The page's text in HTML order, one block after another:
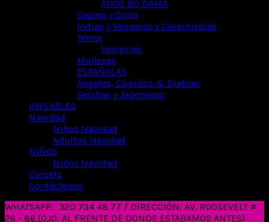
AÑOS 80 DAMA
Casino y Circo
Indias y Vaqueras y Cavernicolas
Terror
Vampiras
Muñecas
ESPAÑOLAS
Ángeles, Cupidos & Diablas
Geishas y Japonesas
INFLABLES
Navidad
Niños Navidad
Adultos Navidad
NIÑOS
Niños Navidad
Corsets
Contáctenos
WHATSAPP: 320 734 48 77 / DIRECCIÓN: AV. ROOSEVELT #
26 - 86 (OJO: AL FRENTE DE DONDE ESTABAMOS ANTES)